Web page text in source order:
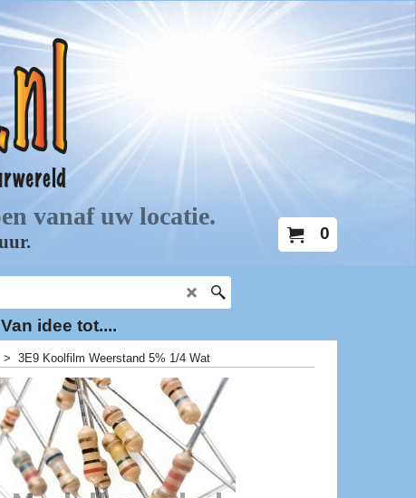
0
Van idee tot....
> 3E9 Koolfilm Weerstand 5% 1/4 Wat